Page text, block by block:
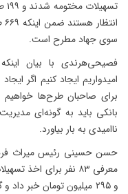
سوی جهاد مطرح است.
فصیحی‌هرندی با بیان
امیدواریم ایجاد کنیم اگر
برای صاحبان طرح‌ها خواهیم
بانکی باید به گونه‌ای
ناامیدی به بار بیاورد.
حسن حسینی رئیس میراث